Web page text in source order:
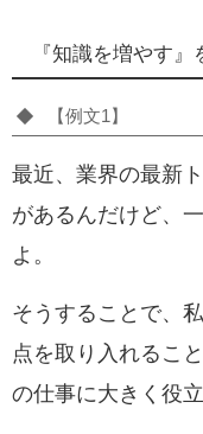
『知識を増やす
【例文1】
最近、業界の最新
があるんだけど、
よ。
そうすることで、
点を取り入れるこ
の仕事に大きく役